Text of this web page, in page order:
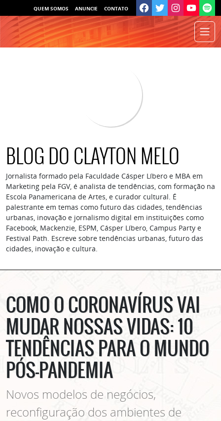
QUEM SOMOS ANUNCIE CONTATO
BLOG DO CLAYTON MELO
Jornalista formado pela Faculdade Cásper Líbero e MBA em
Marketing pela FGV, é analista de tendências, com formação na
Escola Panamericana de Artes, e curador cultural. É
palestrante em temas como futuro das cidades, tendências
urbanas, inovação e jornalismo digital em instituições como
Facebook, Mackenzie, ESPM, Cásper Líbero, Campus Party e
Festival Path. Escreve sobre tendências urbanas, futuro das
cidades, inovação e cultura.
COMO O CORONAVÍRUS VAI
MUDAR NOSSAS VIDAS: 10
TENDÊNCIAS PARA O MUNDO
PÓS-PANDEMIA
Novos modelos de negócios,
reconfiguração dos ambientes de